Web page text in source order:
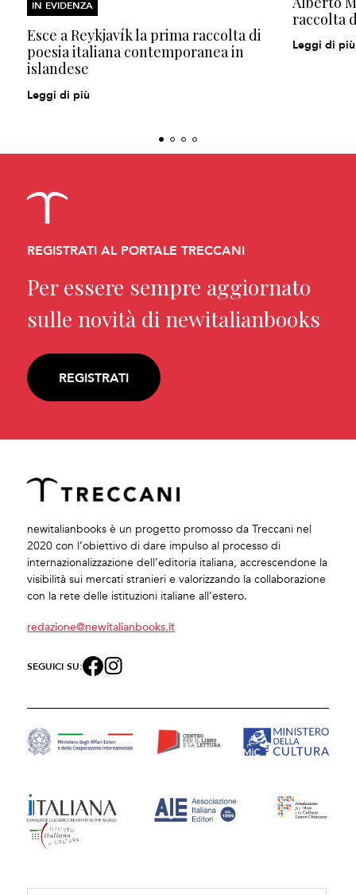
IN EVIDENZA
Esce a Reykjavík la prima raccolta di
poesia italiana contemporanea in
islandese
Leggi di più
raccolta
Leggi di più
REGISTRATI AL PORTALE TRECCANI
Per essere sempre aggiornato
sulle novità di newitalianbooks
REGISTRATI
newitalianbooks è un progetto promosso da Treccani nel
2020 con l’obiettivo di dare impulso al processo di
internazionalizzazione dell’editoria italiana, accrescendone la
visibilità sui mercati stranieri e valorizzando la collaborazione
con la rete delle istituzioni italiane all’estero.
redazione@newitalianbooks.it
SEGUICI SU: